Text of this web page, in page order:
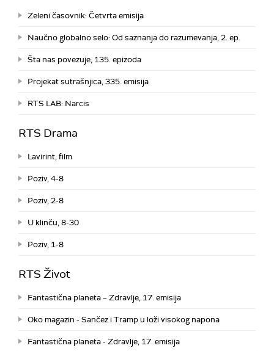
Zeleni časovnik: Četvrta emisija
Naučno globalno selo: Od saznanja do razumevanja, 2. ep.
Šta nas povezuje, 135. epizoda
Projekat sutrašnjica, 335. emisija
RTS LAB: Narcis
RTS Drama
Lavirint, film
Poziv, 4-8
Poziv, 2-8
U klinču, 8-30
Poziv, 1-8
RTS Život
Fantastična planeta – Zdravlje, 17. emisija
Oko magazin - Sančez i Tramp u loži visokog napona
Fantastična planeta - Zdravlje, 17. emisija